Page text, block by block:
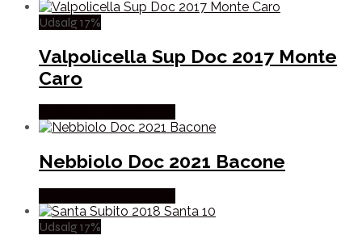
Udsalg 17%
Valpolicella Sup Doc 2017 Monte
Caro
Nebbiolo Doc 2021 Bacone
Udsalg 17%